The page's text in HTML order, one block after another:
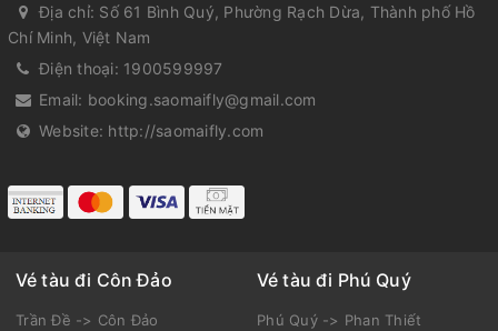
Địa chỉ: Số 61 Bình Quý, Phường Rạch Dừa, Thành phố Hồ
Chí Minh, Việt Nam
Điện thoại: 1900599997
Email: booking.saomaifly@gmail.com
Website: http://saomaifly.com
Vé tàu đi Côn Đảo
Trần Đề -> Côn Đảo
Vé tàu đi Phú Quý
Phú Quý -> Phan Thiết